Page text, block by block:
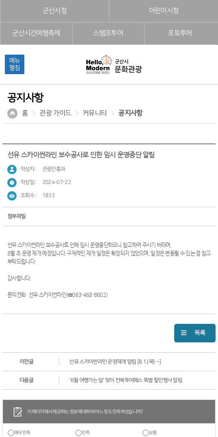
군산시청 어린이시청
군산시간여행축제 스탬프투어 포토투어
메뉴
펼침
공지사항
홈 관광 가이드 커뮤니티 공지사항
선유 스카이썬라인 보수공사로 인한 임시 운영중단 알림
작성자 : 관광진흥과
작성일 : 2024-07-22
조회수 : 1833
첨부파일
선유 스카이썬라인 보수공사로 인해 임시 운영중단하오니 참고하여 주시기 바라며,
8월 초 운영 재개 예정입니다. 구체적인 재개 일정은 확정되지 않았으며, 일정은 변동될 수 있는 점 참고
부탁드립니다.
감사합니다.
문의전화 : 선유 스카이썬라인(☎063-468-8602)
이전글 선유 스카이썬라인 운영재개 알림 [8.1.(목) ~]
다음글 '6월 여행가는 달' 맞이 전북투어패스 특별 할인행사 알림
이 페이지에서 제공하는 정보에 대하여 어느 정도 만족하셨습니까?
매우만족 만족 보통